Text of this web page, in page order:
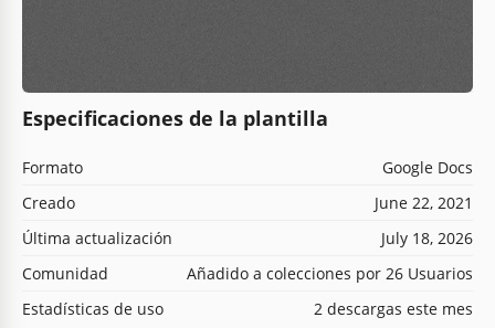
Especificaciones de la plantilla
Formato
Google Docs
Creado
June 22, 2021
Última actualización
July 18, 2026
Comunidad
Añadido a colecciones por 26 Usuarios
Estadísticas de uso
2 descargas este mes